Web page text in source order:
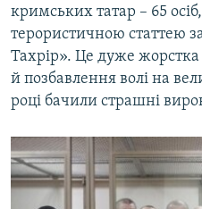
кримських татар – 65
терористичною статтею
Тахрір». Це дуже
й позбавлення волі на
році бачили страшні